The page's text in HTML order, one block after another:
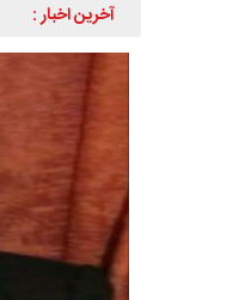
آخرین اخبار :